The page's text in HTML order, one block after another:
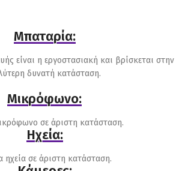
Μπαταρία:
είναι η εργοστασιακή και βρίσκεται στην
δυνατή κατάσταση.
Μικρόφωνο:
σε άριστη κατάσταση.
Ηχεία:
ηχεία σε άριστη κατάσταση.